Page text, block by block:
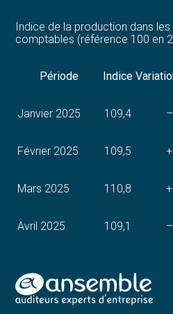
Aller
au
Structurer votre croissance
Indice de la production dans
comptables (référence 100 en
Période Indice
Janvier 2025 109,4
Février 2025 109,5
Mars 2025 110,8
Avril 2025 109,1
Juin 2025 110,9